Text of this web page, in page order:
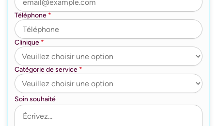
Téléphone *
Clinique *
Catégorie de service *
Soin souhaité